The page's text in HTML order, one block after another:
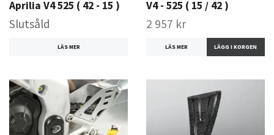
Aprilia V4 525 ( 42 - 15 )
Slutsåld
LÄS MER
V4 - 525 ( 15 / 42 )
2 957 kr
LÄS MER